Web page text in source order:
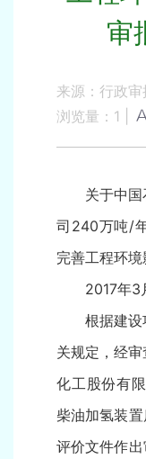
审
来源：行政
浏览量： 1
关于中
司240万吨/
完善工程环
2017年3
根据建
关规定，经
化工股份有
柴油加氢装
评价文件作